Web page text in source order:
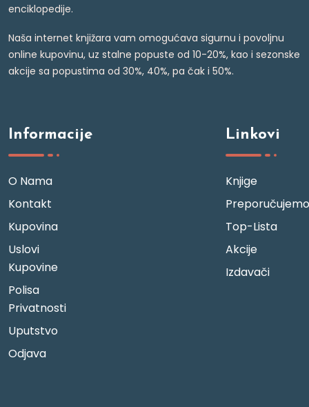
enciklopedije.
Naša internet knjižara vam omogućava sigurnu i povoljnu
online kupovinu, uz stalne popuste od 10-20%, kao i sezonske
akcije sa popustima od 30%, 40%, pa čak i 50%.
Informacije
O Nama
Kontakt
Kupovina
Uslovi
Kupovine
Polisa
Privatnosti
Uputstvo
Odjava
Linkovi
Knjige
Preporučujemo
Top-Lista
Akcije
Izdavači